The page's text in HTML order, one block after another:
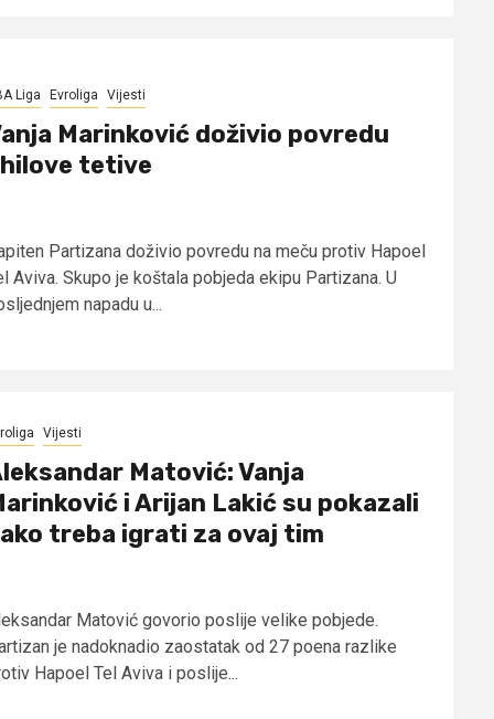
Liga Evroliga Vijesti
Marinković doživio povredu
tetive
Partizana doživio povredu na meču protiv Hapoel
Aviva. Skupo je koštala pobjeda ekipu Partizana. U
napadu u...
Vijesti
Matović: Vanja
i Arijan Lakić su pokazali
treba igrati za ovaj tim
Matović govorio poslije velike pobjede.
je nadoknadio zaostatak od 27 poena razlike
Hapoel Tel Aviva i poslije...